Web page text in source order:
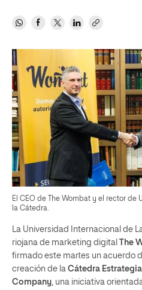
El CEO de The Wombat y el rector de
la Cátedra.
La Universidad Internacional de
riojana de marketing digital The
firmado este martes un acuerdo
creación de la Cátedra
Company , una iniciativa